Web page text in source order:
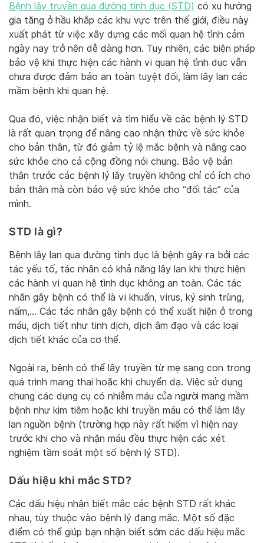
Bệnh lây truyền qua đường tình dục (STD) có xu hướng
gia tăng ở hầu khắp các khu vực trên thế giới, điều này
xuất phát từ việc xây dựng các mối quan hệ tình cảm
ngày nay trở nên dễ dàng hơn. Tuy nhiên, các biện pháp
bảo vệ khi thực hiện các hành vi quan hệ tình dục vẫn
chưa được đảm bảo an toàn tuyệt đối, làm lây lan các
mầm bệnh khi quan hệ.
Qua đó, việc nhận biết và tìm hiểu về các bệnh lý STD
là rất quan trọng để nâng cao nhận thức về sức khỏe
cho bản thân, từ đó giảm tỷ lệ mắc bệnh và nâng cao
sức khỏe cho cả cộng đồng nói chung. Bảo vệ bản
thân trước các bệnh lý lây truyền không chỉ có ích cho
bản thân mà còn bảo vệ sức khỏe cho “đối tác” của
mình.
STD là gì?
Bệnh lây lan qua đường tình dục là bệnh gây ra bởi các
tác yếu tố, tác nhân có khả năng lây lan khi thực hiện
các hành vi quan hệ tình dục không an toàn. Các tác
nhân gây bệnh có thể là vi khuẩn, virus, ký sinh trùng,
nấm,… Các tác nhân gây bệnh có thể xuất hiện ở trong
máu, dịch tiết như tinh dịch, dịch âm đạo và các loại
dịch tiết khác của cơ thể.
Ngoài ra, bệnh có thể lây truyền từ mẹ sang con trong
quá trình mang thai hoặc khi chuyển dạ. Việc sử dụng
chung các dụng cụ có nhiễm máu của người mang mầm
bệnh như kim tiêm hoặc khi truyền máu có thể làm lây
lan nguồn bệnh (trường hợp này rất hiếm vì hiện nay
trước khi cho và nhận máu đều thực hiện các xét
nghiệm tầm soát một số bệnh lý STD).
Dấu hiệu khi mắc STD?
Các dấu hiệu nhận biết mắc các bệnh STD rất khác
nhau, tùy thuộc vào bệnh lý đang mắc. Một số đặc
điểm có thể giúp bạn nhận biết sớm các dấu hiệu mắc